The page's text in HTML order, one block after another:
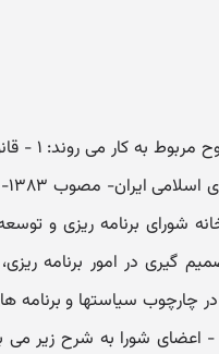
ماده ۱ - در این آیین
۳ - دبیرخانه: دبیرخانه شورای برنامه
هماهنگی و تصمیم گیری در امور برنامه
در چارچوب سیاستها و